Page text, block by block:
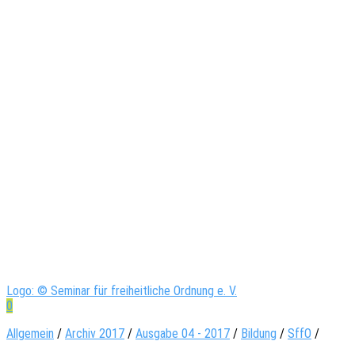
Logo: © Seminar für freiheitliche Ordnung e. V.
0
Allgemein / Archiv 2017 / Ausgabe 04 - 2017 / Bildung / SffO /